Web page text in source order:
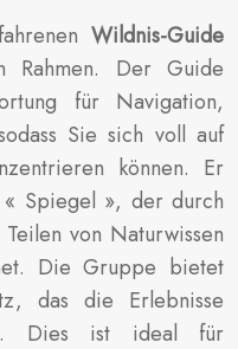
Wildnis-Guide
Rahmen. Der Guide
für Navigation,
Sie sich voll auf
können. Er
« Spiegel », der durch
von Naturwissen
Die Gruppe bietet
das die Erlebnisse
Dies ist ideal für